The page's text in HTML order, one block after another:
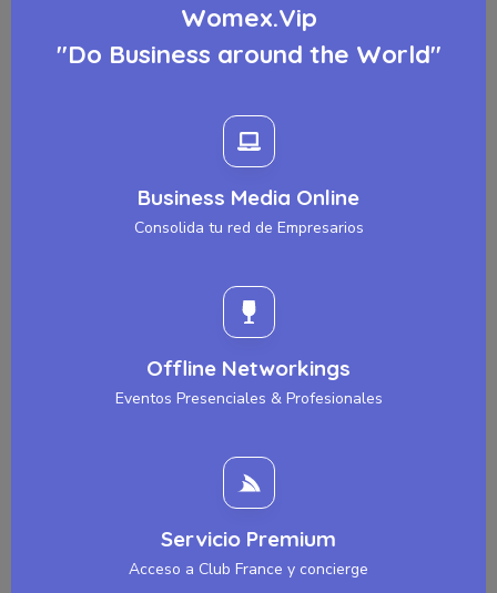
Womex.Vip
"Do Business around the World"
Business Media Online
Consolida tu red de Empresarios
Offline Networkings
Eventos Presenciales & Profesionales
Servicio Premium
Acceso a Club France y concierge